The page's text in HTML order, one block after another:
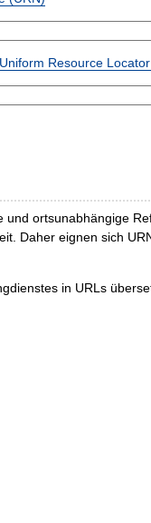
Resource
ortsunabhängige
Daher eignen sich
in URLs